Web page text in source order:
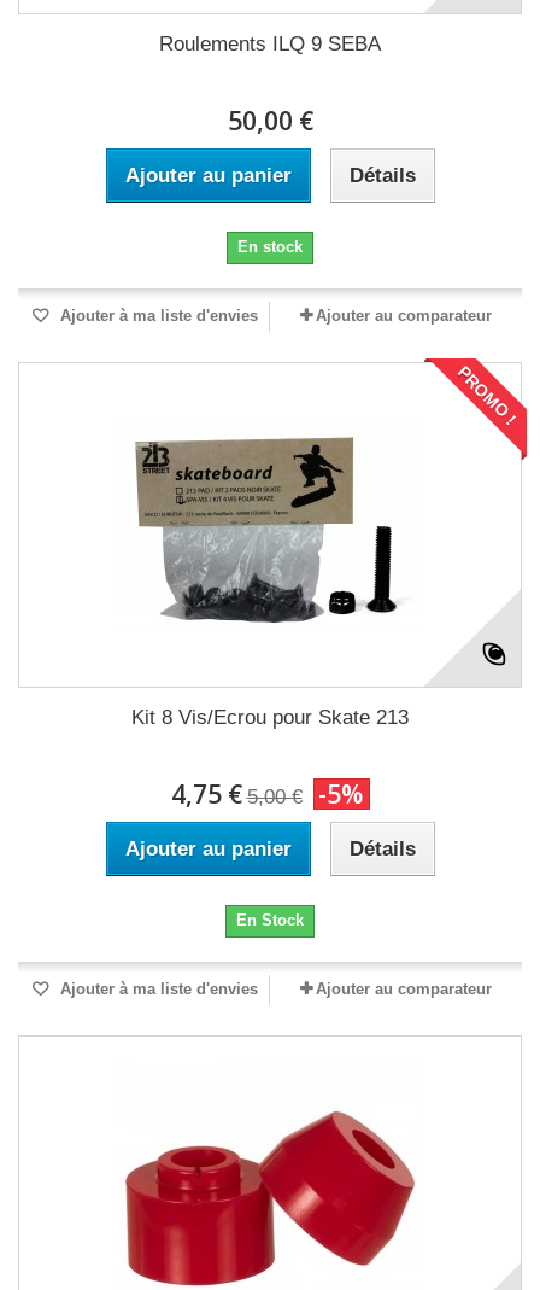
Roulements ILQ 9 SEBA
50,00 €
Ajouter au panier Détails
En stock
Ajouter à ma liste d'envies Ajouter au comparateur
PROMO !
Kit 8 Vis/Ecrou pour Skate 213
4,75 € 5,00 € -5%
Ajouter au panier Détails
En Stock
Ajouter à ma liste d'envies Ajouter au comparateur